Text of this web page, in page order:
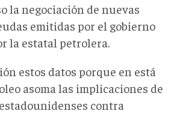
la negociación de nuevas
emitidas por el gobierno
la estatal petrolera.
estos datos porque en está
asoma las implicaciones de
contra